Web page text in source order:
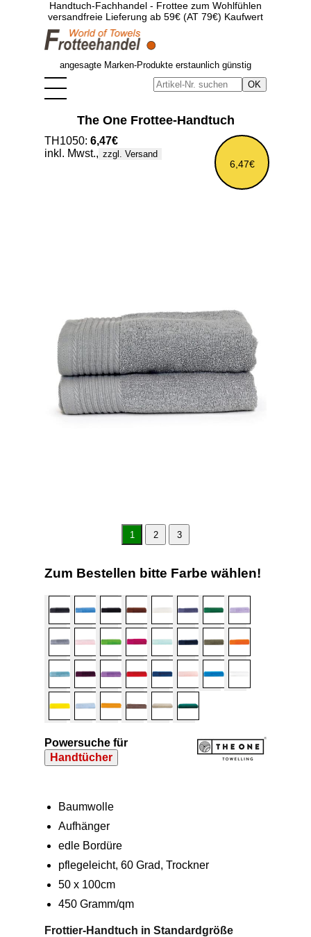
Handtuch-Fachhandel - Frottee zum Wohlfühlen
versandfreie Lieferung ab 59€ (AT 79€) Kaufwert
angesagte Marken-Produkte erstaunlich günstig
The One Frottee-Handtuch
6,47€
TH1050: 6,47€
inkl. Mwst., zzgl. Versand
1 2 3
Zum Bestellen bitte Farbe wählen!
Powersuche für
Handtücher
Baumwolle
Aufhänger
edle Bordüre
pflegeleicht, 60 Grad, Trockner
50 x 100cm
450 Gramm/qm
Frottier-Handtuch in Standardgröße